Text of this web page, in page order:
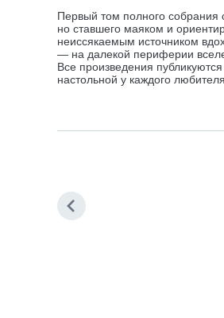
Первый том полного собрания
но ставшего маяком и
неиссякаемым источником
— на далекой периферии
Все произведения
настольной у каждого